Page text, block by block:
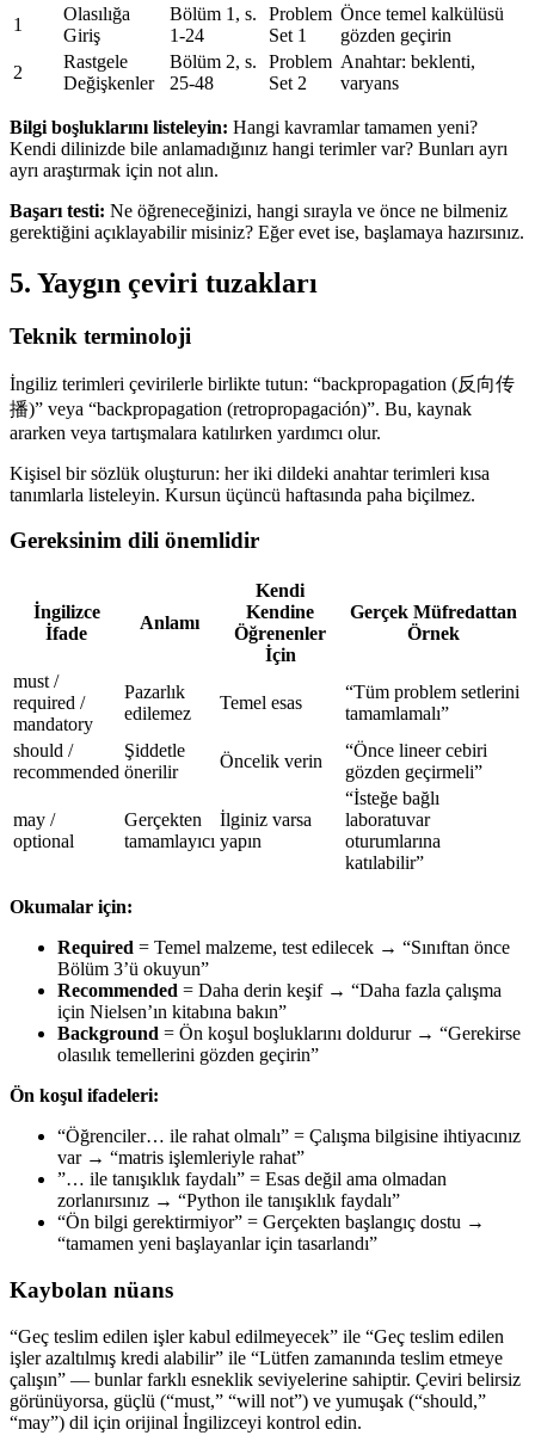
1
Olasılığa
Giriş
Bölüm 1, s.
1-24
Problem
Set 1
Önce temel kalkülüsü
gözden geçirin
2
Rastgele
Değişkenler
Bölüm 2, s.
25-48
Problem
Set 2
Anahtar: beklenti,
varyans
Bilgi boşluklarını listeleyin: Hangi kavramlar tamamen yeni?
Kendi dilinizde bile anlamadığınız hangi terimler var? Bunları ayrı
ayrı araştırmak için not alın.
Başarı testi: Ne öğreneceğinizi, hangi sırayla ve önce ne bilmeniz
gerektiğini açıklayabilir misiniz? Eğer evet ise, başlamaya hazırsınız.
5. Yaygın çeviri tuzakları
Teknik terminoloji
İngiliz terimleri çevirilerle birlikte tutun: “backpropagation (反向传
播)” veya “backpropagation (retropropagación)”. Bu, kaynak
ararken veya tartışmalara katılırken yardımcı olur.
Kişisel bir sözlük oluşturun: her iki dildeki anahtar terimleri kısa
tanımlarla listeleyin. Kursun üçüncü haftasında paha biçilmez.
Gereksinim dili önemlidir
İngilizce
İfade
Anlamı
Kendi
Kendine
Öğrenenler
İçin
Gerçek Müfredattan
Örnek
must /
required /
mandatory
Pazarlık
edilemez
Temel esas
“Tüm problem setlerini
tamamlamalı”
should /
recommended
Şiddetle
önerilir
Öncelik verin
“Önce lineer cebiri
gözden geçirmeli”
may /
optional
Gerçekten
tamamlayıcı
İlginiz varsa
yapın
“İsteğe bağlı
laboratuvar
oturumlarına
katılabilir”
Okumalar için:
Required = Temel malzeme, test edilecek → “Sınıftan önce
Bölüm 3’ü okuyun”
Recommended = Daha derin keşif → “Daha fazla çalışma
için Nielsen’ın kitabına bakın”
Background = Ön koşul boşluklarını doldurur → “Gerekirse
olasılık temellerini gözden geçirin”
Ön koşul ifadeleri:
“Öğrenciler… ile rahat olmalı” = Çalışma bilgisine ihtiyacınız
var → “matris işlemleriyle rahat”
”… ile tanışıklık faydalı” = Esas değil ama olmadan
zorlanırsınız → “Python ile tanışıklık faydalı”
“Ön bilgi gerektirmiyor” = Gerçekten başlangıç dostu →
“tamamen yeni başlayanlar için tasarlandı”
Kaybolan nüans
“Geç teslim edilen işler kabul edilmeyecek” ile “Geç teslim edilen
işler azaltılmış kredi alabilir” ile “Lütfen zamanında teslim etmeye
çalışın” — bunlar farklı esneklik seviyelerine sahiptir. Çeviri belirsiz
görünüyorsa, güçlü (“must,” “will not”) ve yumuşak (“should,”
“may”) dil için orijinal İngilizceyi kontrol edin.